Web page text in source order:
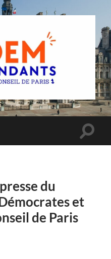
Toggle
du
et
de Paris